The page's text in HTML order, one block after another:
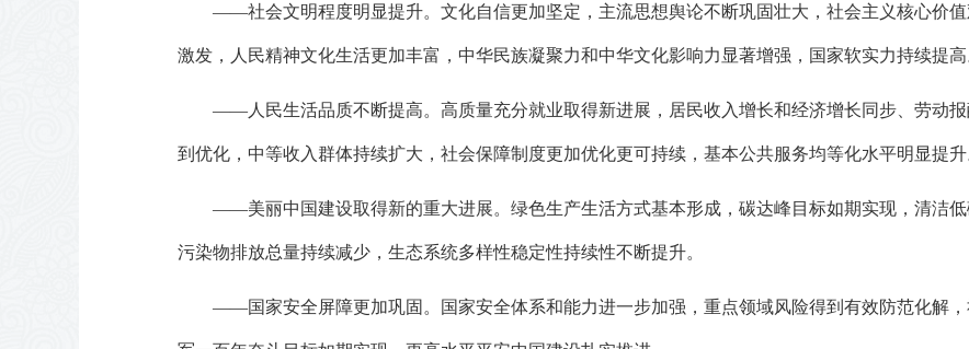
——社会文明程度明显提升。文化自信更加坚定，主流思想舆论不断巩固壮大，社会主义核心价
激发，人民精神文化生活更加丰富，中华民族凝聚力和中华文化影响力显著增强，国家软实力持续提高
——人民生活品质不断提高。高质量充分就业取得新进展，居民收入增长和经济增长同步、劳动
到优化，中等收入群体持续扩大，社会保障制度更加优化更可持续，基本公共服务均等化水平明显提升
——美丽中国建设取得新的重大进展。绿色生产生活方式基本形成，碳达峰目标如期实现，清洁
污染物排放总量持续减少，生态系统多样性稳定性持续性不断提升。
——国家安全屏障更加巩固。国家安全体系和能力进一步加强，重点领域风险得到有效防范化解